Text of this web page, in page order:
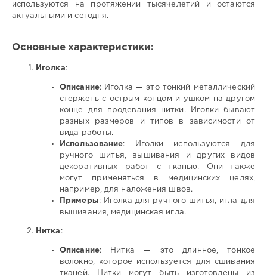
используются на протяжении тысячелетий и остаются
актуальными и сегодня.
Основные характеристики:
Иголка:
Описание: Иголка — это тонкий металлический
стержень с острым концом и ушком на другом
конце для продевания нитки. Иголки бывают
разных размеров и типов в зависимости от
вида работы.
Использование: Иголки используются для
ручного шитья, вышивания и других видов
декоративных работ с тканью. Они также
могут применяться в медицинских целях,
например, для наложения швов.
Примеры: Иголка для ручного шитья, игла для
вышивания, медицинская игла.
Нитка :
Описание: Нитка — это длинное, тонкое
волокно, которое используется для сшивания
тканей. Нитки могут быть изготовлены из